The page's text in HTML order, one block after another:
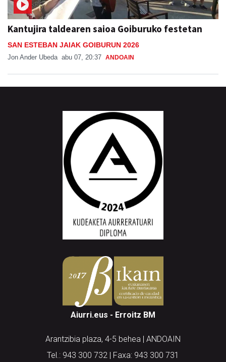
Kantujira taldearen saioa Goiburuko festetan
SAN ESTEBAN JAIAK GOIBURUN 2026
Jon Ander Ubeda abu 07, 20:37 ANDOAIN
Aiurri.eus - Erroitz BM
Arantzibia plaza, 4-5 behea | ANDOAIN
Tel.: 943 300 732 | Faxa: 943 300 731